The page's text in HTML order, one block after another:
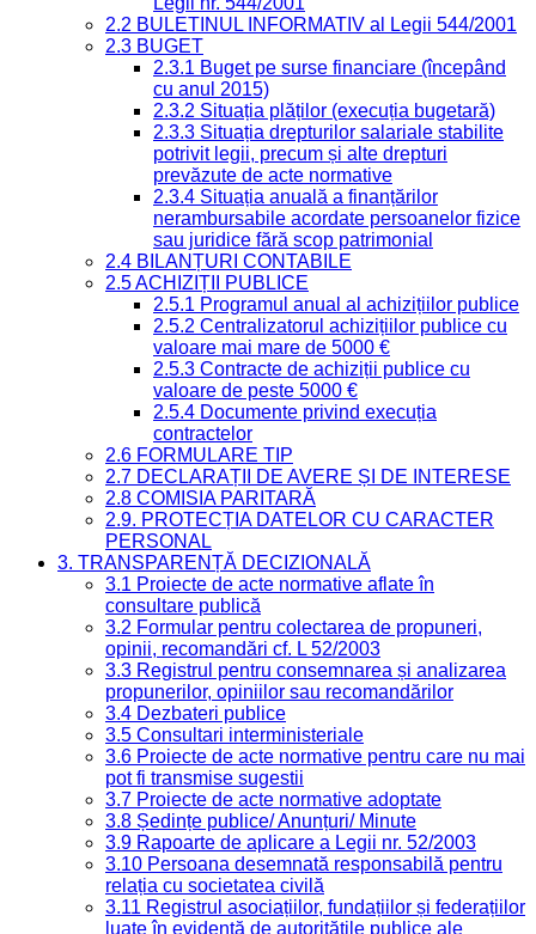
2.2 BULETINUL INFORMATIV al Legii 544/2001
2.3 BUGET
2.3.1 Buget pe surse financiare (începând
cu anul 2015)
2.3.2 Situația plăților (execuția bugetară)
2.3.3 Situația drepturilor salariale stabilite
potrivit legii, precum și alte drepturi
prevăzute de acte normative
2.3.4 Situația anuală a finanțărilor
nerambursabile acordate persoanelor fizice
sau juridice fără scop patrimonial
2.4 BILANȚURI CONTABILE
2.5 ACHIZIȚII PUBLICE
2.5.1 Programul anual al achizițiilor publice
2.5.2 Centralizatorul achizițiilor publice cu
valoare mai mare de 5000 €
2.5.3 Contracte de achiziții publice cu
valoare de peste 5000 €
2.5.4 Documente privind execuția
contractelor
2.6 FORMULARE TIP
2.7 DECLARAȚII DE AVERE ȘI DE INTERESE
2.8 COMISIA PARITARĂ
2.9. PROTECȚIA DATELOR CU CARACTER
PERSONAL
3. TRANSPARENȚĂ DECIZIONALĂ
3.1 Proiecte de acte normative aflate în
consultare publică
3.2 Formular pentru colectarea de propuneri,
opinii, recomandări cf. L 52/2003
3.3 Registrul pentru consemnarea și analizarea
propunerilor, opiniilor sau recomandărilor
3.4 Dezbateri publice
3.5 Consultari interministeriale
3.6 Proiecte de acte normative pentru care nu mai
pot fi transmise sugestii
3.7 Proiecte de acte normative adoptate
3.8 Ședințe publice/ Anunțuri/ Minute
3.9 Rapoarte de aplicare a Legii nr. 52/2003
3.10 Persoana desemnată responsabilă pentru
relația cu societatea civilă
3.11 Registrul asociațiilor, fundațiilor și federațiilor
luate în evidență de autoritățile publice ale